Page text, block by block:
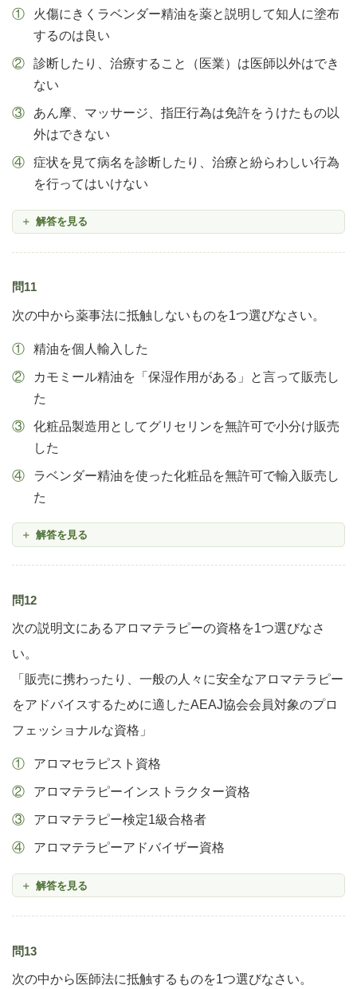
火傷にきくラベンダー精油を薬と説明して知人に塗布
するのは良い
診断したり、治療すること（医業）は医師以外はでき
ない
あん摩、マッサージ、指圧行為は免許をうけたもの以
外はできない
症状を見て病名を診断したり、治療と紛らわしい行為
を行ってはいけない
解答を見る
問11
次の中から薬事法に抵触しないものを1つ選びなさい。
精油を個人輸入した
カモミール精油を「保湿作用がある」と言って販売し
た
化粧品製造用としてグリセリンを無許可で小分け販売
した
ラベンダー精油を使った化粧品を無許可で輸入販売し
た
解答を見る
問12
次の説明文にあるアロマテラピーの資格を1つ選びなさ
い。
「販売に携わったり、一般の人々に安全なアロマテラピー
をアドバイスするために適したAEAJ協会会員対象のプロ
フェッショナルな資格」
アロマセラピスト資格
アロマテラピーインストラクター資格
アロマテラピー検定1級合格者
アロマテラピーアドバイザー資格
解答を見る
問13
次の中から医師法に抵触するものを1つ選びなさい。